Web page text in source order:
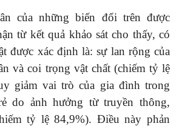
của những biến đổi trên được
từ kết quả khảo sát cho thấy, có
được xác định là: sự lan rộng của
và coi trọng vật chất (chiếm tỷ lệ
giảm vai trò của gia đình trong
do ảnh hưởng từ truyền thông,
tỷ lệ 84,9%). Điều này phản